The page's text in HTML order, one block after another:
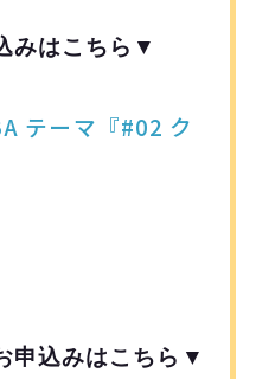
みはこちら▼
テーマ『#02 ク
申込みはこちら▼